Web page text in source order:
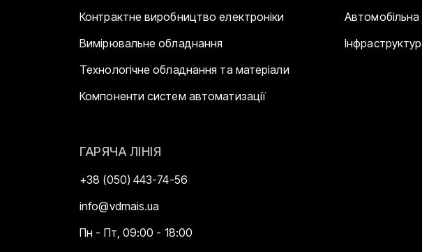
Контрактне виробництво електроніки
Вимірювальне обладнання
Технологічне обладнання та матеріали
Компоненти систем автоматизації
ГАРЯЧА ЛІНІЯ
+38 (050) 443-74-56
info@vdmais.ua
Пн - Пт, 09:00 - 18:00